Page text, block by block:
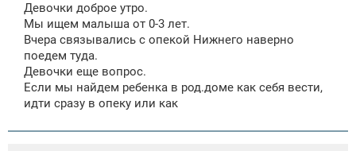
б
щ
н
и
Девочки доброе утро.
Мы ищем малыша от 0-3 лет.
Вчера связывались с опекой Нижнего наверно
поедем туда.
Девочки еще вопрос.
Если мы найдем ребенка в род.доме как себя вести,
идти сразу в опеку или как